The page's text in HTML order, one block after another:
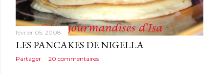
février 05, 2008
LES PANCAKES DE NIGELLA
Partager 20 commentaires